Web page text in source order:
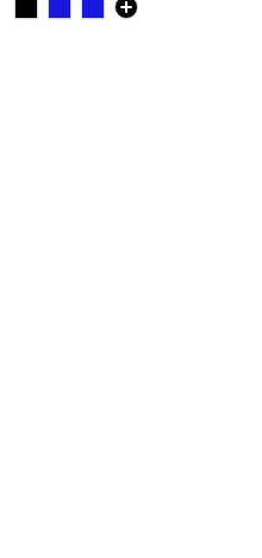
Colour
Black/White
JUPITER/WHITE
DEEP NIGHT/